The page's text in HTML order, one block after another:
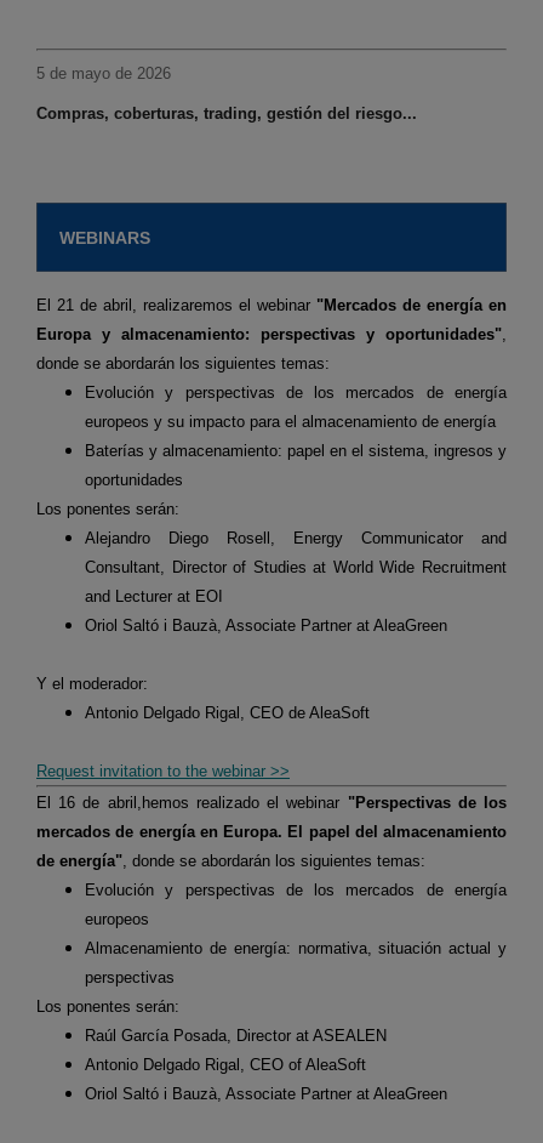
5 de mayo de 2026
Compras, coberturas, trading, gestión del riesgo...
WEBINARS
El 21 de abril, realizaremos el webinar "Mercados de energía en
Europa y almacenamiento: perspectivas y oportunidades",
donde se abordarán los siguientes temas:
Evolución y perspectivas de los mercados de energía
europeos y su impacto para el almacenamiento de energía
Baterías y almacenamiento: papel en el sistema, ingresos y
oportunidades
Los ponentes serán:
Alejandro Diego Rosell, Energy Communicator and
Consultant, Director of Studies at World Wide Recruitment
and Lecturer at EOI
Oriol Saltó i Bauzà, Associate Partner at AleaGreen
Y el moderador:
Antonio Delgado Rigal, CEO de AleaSoft
Request invitation to the webinar >>
El 16 de abril,hemos realizado el webinar "Perspectivas de los
mercados de energía en Europa. El papel del almacenamiento
de energía", donde se abordarán los siguientes temas:
Evolución y perspectivas de los mercados de energía
europeos
Almacenamiento de energía: normativa, situación actual y
perspectivas
Los ponentes serán:
Raúl García Posada, Director at ASEALEN
Antonio Delgado Rigal, CEO of AleaSoft
Oriol Saltó i Bauzà, Associate Partner at AleaGreen